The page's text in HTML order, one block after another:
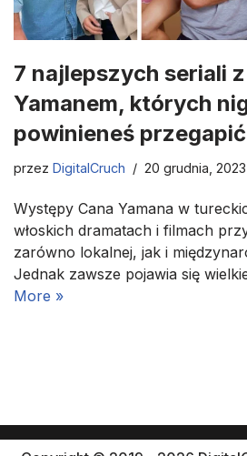
7 najlepszych seriali
Yamanem, których
powinieneś przegapić
przez DigitalCruch 20 grudnia, 2023
Występy Cana Yamana w
włoskich dramatach i filmach
zarówno lokalnej, jak i
Jednak zawsze pojawia się
More »